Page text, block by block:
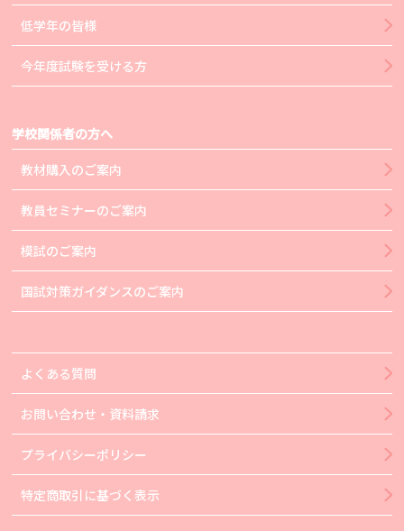
低学年の皆様
今年度試験を受ける方
学校関係者の方へ
教材購入のご案内
教員セミナーのご案内
模試のご案内
国試対策ガイダンスのご案内
よくある質問
お問い合わせ・資料請求
プライバシーポリシー
特定商取引に基づく表示